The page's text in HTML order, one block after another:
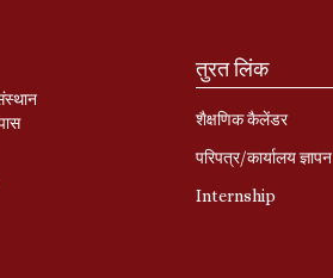
तुरत लिंक
शैक्षणिक कैलेंडर
परिपत्र/कार्यालय ज्ञापन
Internship